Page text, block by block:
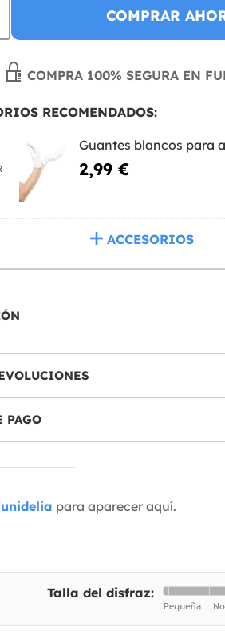
COMPRAR
COMPRA 100% SEGURA EN
RECOMENDADOS:
Guantes blancos para
2,99 €
ACCESORIOS
PAGO
para aparecer aquí.
Talla del disfraz: